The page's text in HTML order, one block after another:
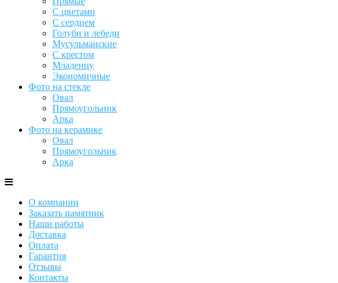
С цветами
С сердцем
Голуби и лебеди
Мусульманские
С крестом
Младенцу
Экономичные
Фото на стекле
Овал
Прямоугольник
Арка
Фото на керамике
Овал
Прямоугольник
Арка
О компании
Заказать памятник
Наши работы
Доставка
Оплата
Гарантия
Отзывы
Контакты